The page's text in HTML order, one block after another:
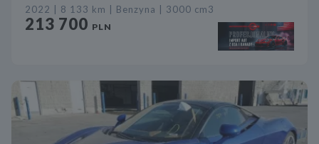
2022 | 8 133 km | Benzyna | 3000 cm3
213 700 PLN